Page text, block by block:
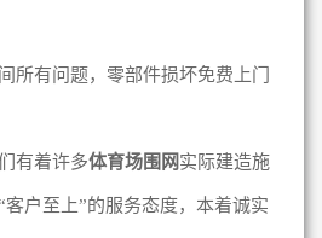
所有问题，零部件损坏免费上门
有着许多体育场围网实际建造施
户至上”的服务态度，本着诚实